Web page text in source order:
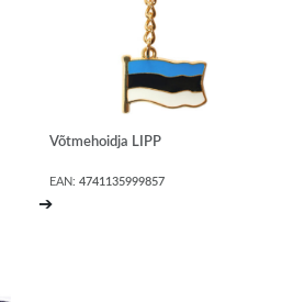
Võtmehoidja LIPP
EAN:4741135999857
➔